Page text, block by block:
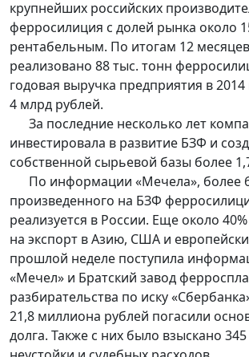
крупнейших российских
ферросилиция с долей рынка около
рентабельным. По итогам 12
реализовано 88 тыс. тонн
годовая выручка предприятия в 2014
4 млрд рублей.
За последние несколько лет
инвестировала в развитие БЗФ и
собственной сырьевой базы более
По информации «Мечела», более
произведенного на БЗФ
реализуется в России. Еще около
на экспорт в Азию, США и
прошлой неделе поступила
«Мечел» и Братский завод
разбирательства по иску
21,8 миллиона рублей погасили
долга. Также с них было взыскано